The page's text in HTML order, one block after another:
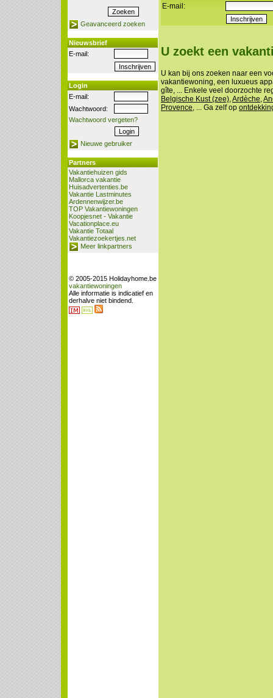
Geavanceerd zoeken
Nieuwsbrief
E-mail:
Login
E-mail:
Wachtwoord:
Wachtwoord vergeten?
Nieuwe gebruiker
Partners
Vakantiehuizen gids
Mallorca vakantie
Huisadvertenties.be
Vakantie Lastminutes
Ardennenwijzer.be
TOP Vakantiewoningen
Koopjesnet - Vakantie
Vacationplace.eu
Vakantie Totaal
Vakantiezoekertjes.net
Meer linkpartners
© 2005-2015 Holidayhome.be
vakantiewoningen
Alle informatie is indicatief en
derhalve niet bindend.
E-mail:
U zoekt een
U kan bij ons zoeken naar een
vakantiewoning, een luxueus
gîte, ... Enkele veel doorzochte
Belgische Kust (zee) Ardèche
Provence , ... Ga zelf op